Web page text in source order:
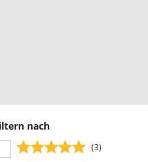
nach
(3)